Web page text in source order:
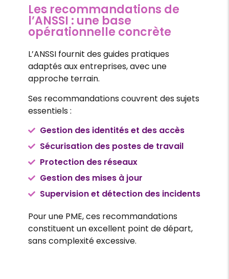
Les recommandations de
l’ANSSI : une base
opérationnelle concrète
L’ANSSI fournit des guides pratiques
adaptés aux entreprises, avec une
approche terrain.
Ses recommandations couvrent des sujets
essentiels :
Gestion des identités et des accès
Sécurisation des postes de travail
Protection des réseaux
Gestion des mises à jour
Supervision et détection des incidents
Pour une PME, ces recommandations
constituent un excellent point de départ,
sans complexité excessive.